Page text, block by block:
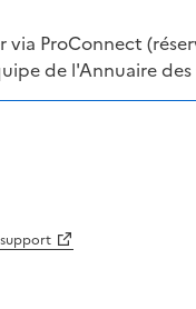
ProConnect
de l'Annuaire